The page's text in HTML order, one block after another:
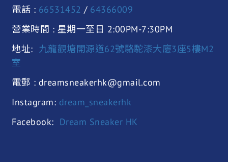
電話 : 66531452 / 64366009
營業時間 : 星期一至日 2:00PM-7:30PM
地址:
九龍觀塘開源道62號駱駝漆大廈3座5樓M2
室
電郵 : dreamsneakerhk@gmail.com
Instagram: dream_sneakerhk
Facebook: Dream Sneaker HK